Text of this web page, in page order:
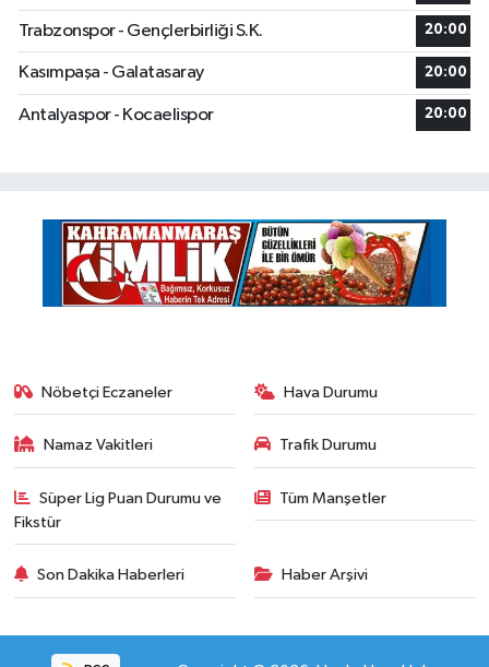
Trabzonspor - Gençlerbirliği S.K. 20:00
Kasımpaşa - Galatasaray 20:00
Antalyaspor - Kocaelispor 20:00
Nöbetçi Eczaneler Hava Durumu
Namaz Vakitleri Trafik Durumu
Süper Lig Puan Durumu ve
Fikstür
Tüm Manşetler
Son Dakika Haberleri Haber Arşivi